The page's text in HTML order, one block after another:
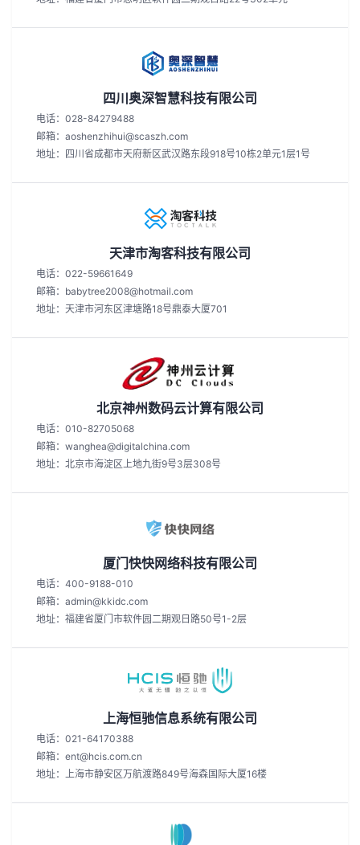
四川奥深智慧科技有限公司
电话：028-84279488
邮箱：aoshenzhihui@scaszh.com
地址：四川省成都市天府新区武汉路东段918号10栋2单元1层1号
天津市淘客科技有限公司
电话：022-59661649
邮箱：babytree2008@hotmail.com
地址：天津市河东区津塘路18号鼎泰大厦701
北京神州数码云计算有限公司
电话：010-82705068
邮箱：wanghea@digitalchina.com
地址：北京市海淀区上地九街9号3层308号
厦门快快网络科技有限公司
电话：400-9188-010
邮箱：admin@kkidc.com
地址：福建省厦门市软件园二期观日路50号1-2层
上海恒驰信息系统有限公司
电话：021-64170388
邮箱：ent@hcis.com.cn
地址：上海市静安区万航渡路849号海森国际大厦16楼